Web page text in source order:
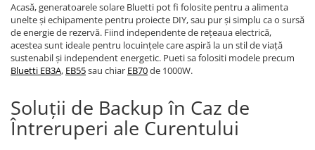
Acasă, generatoarele solare Bluetti pot fi folosite pentru a alimenta
unelte și echipamente pentru proiecte DIY, sau pur și simplu ca o sursă
de energie de rezervă. Fiind independente de rețeaua electrică,
acestea sunt ideale pentru locuințele care aspiră la un stil de viață
sustenabil și independent energetic. Pueti sa folositi modele precum
Bluetti EB3A, EB55sau chiar EB70de 1000W.
Soluții de Backup în Caz de
Întreruperi ale Curentului